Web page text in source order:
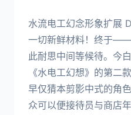
水流电工幻念形象扩展
一切新鲜材料！终于
此耐思中间等候待。今
《水电工幻想》的第二
早仅猜本剪影中式的角
众可以便接待员与商店